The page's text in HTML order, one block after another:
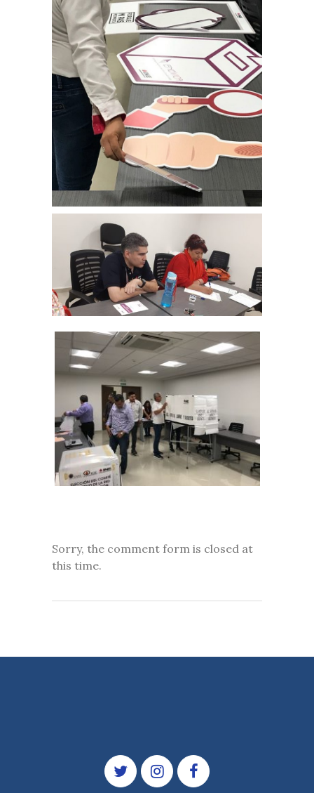
Sorry, the comment form is closed at
this time.